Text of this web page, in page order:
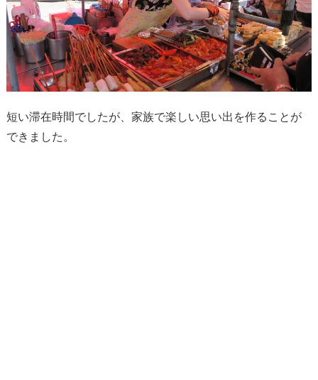
短い滞在時間でしたが、家族で楽しい思い出を作ることが
できました。